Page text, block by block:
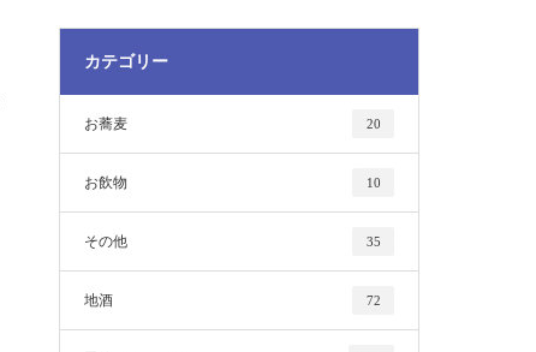
カテゴリー
お蕎麦 20
お飲物 10
その他 35
地酒 72